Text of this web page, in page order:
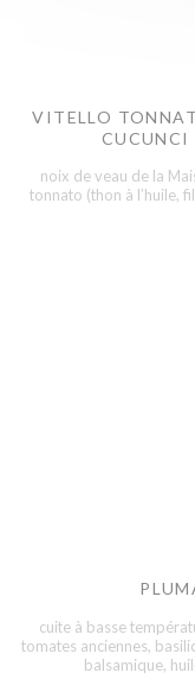
VITELLO
CUCUNCI
noix de veau de la
tonnato (thon à l’huile,
cuite à basse
tomates anciennes,
balsamique,